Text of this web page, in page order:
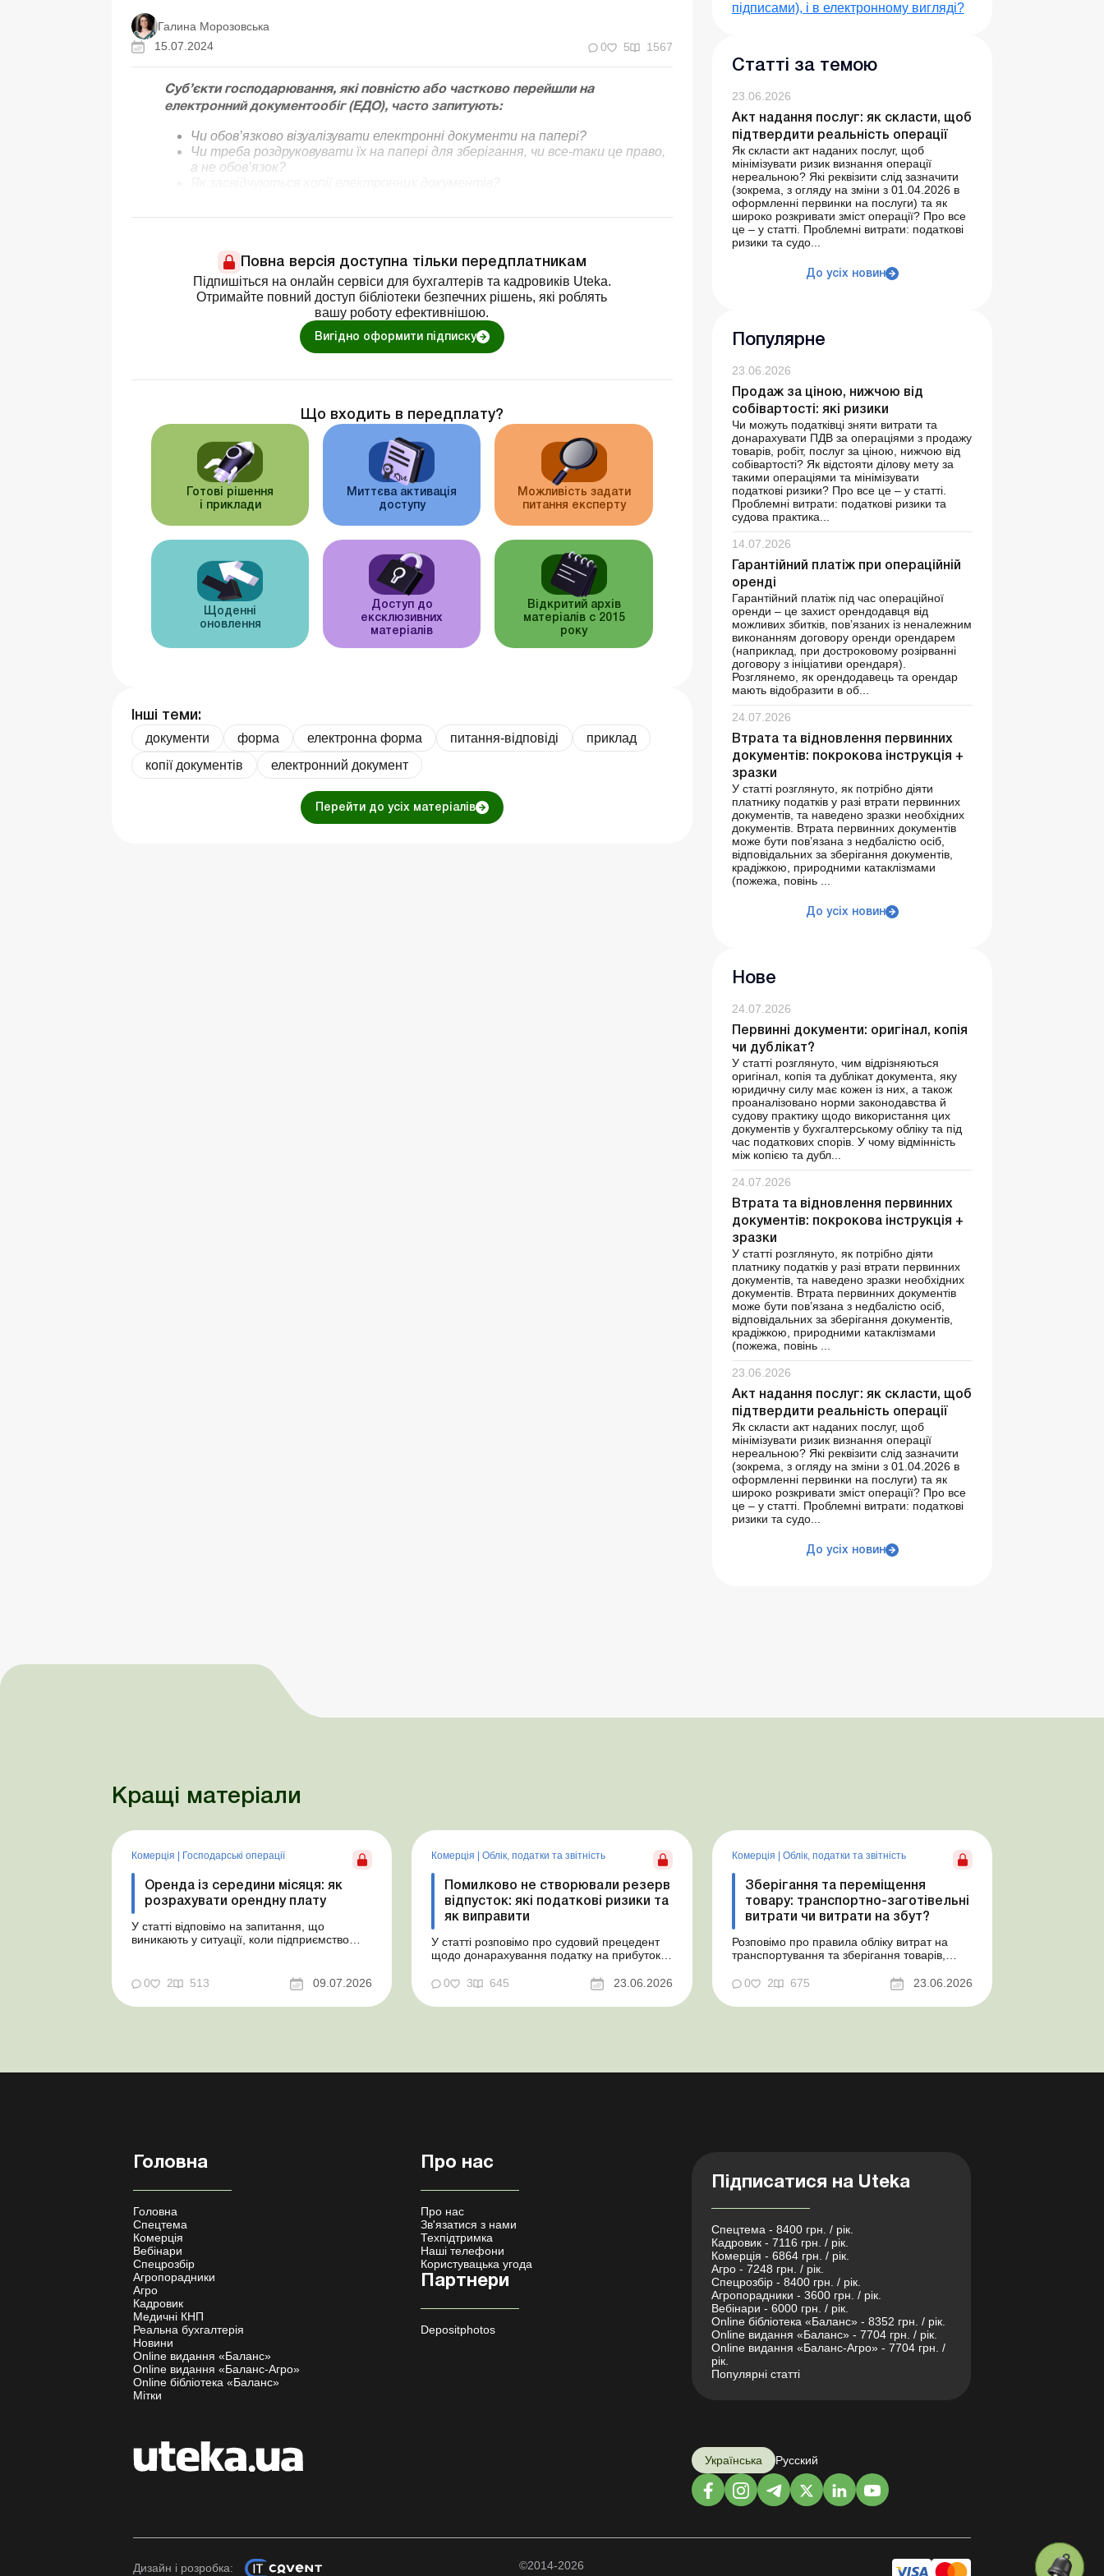
Галина Морозовська
15.07.2024
0 5 1567
Суб’єкти господарювання, які повністю або частково перейшли на
електронний документообіг (ЕДО), часто запитують:
Чи обов’язково візуалізувати електронні документи на папері?
Чи треба роздруковувати їх на папері для зберігання, чи все-таки це право,
а не обов’язок?
Повна версія доступна тільки передплатникам
Підпишіться на онлайн сервіси для бухгалтерів та кадровиків Uteka.
Отримайте повний доступ бібліотеки безпечних рішень, які роблять
вашу роботу ефективнішою.
Вигідно оформити підписку
Що входить в передплату?
Готові рішення
і приклади
Миттєва активація
доступу
Можливість задати
питання експерту
Щоденні
оновлення
Доступ до
ексклюзивних
матеріалів
Відкритий архів
матеріалів c 2015
року
Інші теми:
документи форма електронна форма питання-відповіді
приклад
копії документів
електронний документ
Перейти до усіх матеріалів
підписами), і в електронному вигляді?
Статті за темою
23.06.2026
Акт надання послуг: як скласти, щоб
підтвердити реальність операції
Як скласти акт наданих послуг, щоб
мінімізувати ризик визнання операції
нереальною? Які реквізити слід зазначити
(зокрема, з огляду на зміни з 01.04.2026 в
оформленні первинки на послуги) та як
широко розкривати зміст операції? Про все
це – у статті. Проблемні витрати: податкові
ризики та судо...
До усіх новин
Популярне
23.06.2026
Продаж за ціною, нижчою від
собівартості: які ризики
Чи можуть податківці зняти витрати та
донарахувати ПДВ за операціями з продажу
товарів, робіт, послуг за ціною, нижчою від
собівартості? Як відстояти ділову мету за
такими операціями та мінімізувати
податкові ризики? Про все це – у статті.
Проблемні витрати: податкові ризики та
судова практика...
14.07.2026
Гарантійний платіж при операційній
оренді
Гарантійний платіж під час операційної
оренди – це захист орендодавця від
можливих збитків, пов’язаних із неналежним
виконанням договору оренди орендарем
(наприклад, при достроковому розірванні
договору з ініціативи орендаря).
Розглянемо, як орендодавець та орендар
мають відобразити в об...
24.07.2026
Втрата та відновлення первинних
документів: покрокова інструкція +
зразки
У статті розглянуто, як потрібно діяти
платнику податків у разі втрати первинних
документів, та наведено зразки необхідних
документів. Втрата первинних документів
може бути пов’язана з недбалістю осіб,
відповідальних за зберігання документів,
крадіжкою, природними катаклізмами
(пожежа, повінь ...
До усіх новин
Нове
24.07.2026
Первинні документи: оригінал, копія
чи дублікат?
У статті розглянуто, чим відрізняються
оригінал, копія та дублікат документа, яку
юридичну силу має кожен із них, а також
проаналізовано норми законодавства й
судову практику щодо використання цих
документів у бухгалтерському обліку та під
час податкових спорів. У чому відмінність
між копією та дубл...
24.07.2026
Втрата та відновлення первинних
документів: покрокова інструкція +
зразки
У статті розглянуто, як потрібно діяти
платнику податків у разі втрати первинних
документів, та наведено зразки необхідних
документів. Втрата первинних документів
може бути пов’язана з недбалістю осіб,
відповідальних за зберігання документів,
крадіжкою, природними катаклізмами
(пожежа, повінь ...
23.06.2026
Акт надання послуг: як скласти, щоб
підтвердити реальність операції
Як скласти акт наданих послуг, щоб
мінімізувати ризик визнання операції
нереальною? Які реквізити слід зазначити
(зокрема, з огляду на зміни з 01.04.2026 в
оформленні первинки на послуги) та як
широко розкривати зміст операції? Про все
це – у статті. Проблемні витрати: податкові
ризики та судо...
До усіх новин
Кращі матеріали
Комерція Господарські операції
Оренда із середини місяця: як
розрахувати орендну плату
У статті відповімо на запитання, що
виникають у ситуації, коли підприємство
місяця. Підприємство орендує у фізособи
автомобіль з 15.07.2026. Згідно з умовами
договору орендна плата становить 4 000
0 2 513 09.07.2026
Комерція Облік, податки та звiтнiсть
Помилково не створювали резерв
відпусток: які податкові ризики та
як виправити
У статті розповімо про судовий прецедент
щодо донарахування податку на прибуток
на оплату відпусток і надамо рекомендації,
як мінімізувати податкові ризики. Проблемні
витрати: податкові ризики та судова
0 3 645 23.06.2026
Комерція Облік, податки та звiтнiсть
Зберігання та переміщення
товару: транспортно-заготівельні
витрати чи витрати на збут?
Розповімо про правила обліку витрат на
транспортування та зберігання товарів,
аргументи та нормативне обґрунтування.
Проблемні витрати: податкові ризики та
судова практика Здавалось би, у цьому
0 2 675 23.06.2026
Головна
Головна
Спецтема
Комерція
Вебінари
Спецрозбір
Агропорадники
Агро
Кадровик
Медичні КНП
Реальна бухгалтерія
Новини
Online видання «Баланс»
Online видання «Баланс-Агро»
Online бібліотека «Баланс»
Мітки
Про нас
Про нас
Зв'язатися з нами
Техпідтримка
Наші телефони
Користувацька угода
Партнери
Depositphotos
Підписатися на Uteka
Спецтема - 8400 грн. / рік.
Кадровик - 7116 грн. / рік.
Комерція - 6864 грн. / рік.
Агро - 7248 грн. / рік.
Спецрозбір - 8400 грн. / рік.
Агропорадники - 3600 грн. / рік.
Вебінари - 6000 грн. / рік.
Online бібліотека «Баланс» - 8352 грн. / рік.
Online видання «Баланс» - 7704 грн. / рік.
Online видання «Баланс-Агро» - 7704 грн. /
рік.
Популярні статті
Українська Русский
Дизайн і розробка: ©2014-2026